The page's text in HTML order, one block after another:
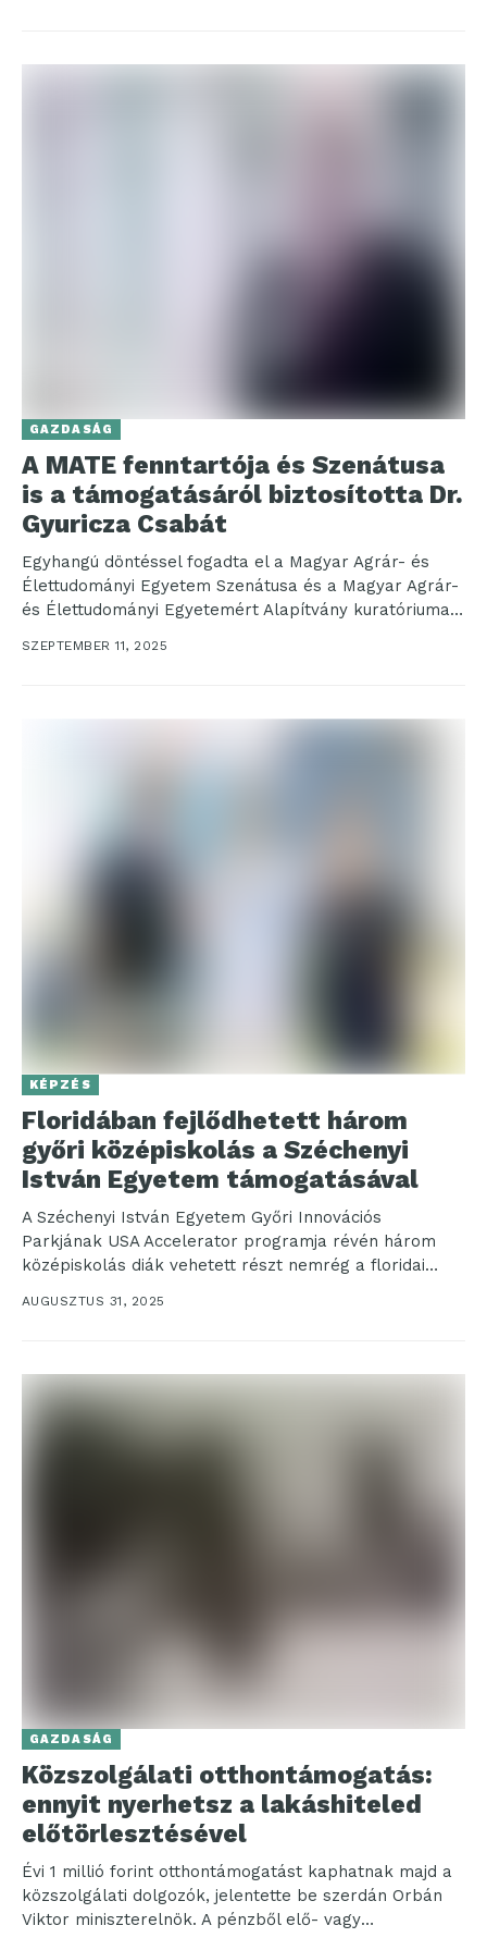
GAZDASÁG
A MATE fenntartója és Szenátusa
is a támogatásáról biztosította Dr.
Gyuricza Csabát
Egyhangú döntéssel fogadta el a Magyar Agrár- és
Élettudományi Egyetem Szenátusa és a Magyar Agrár-
és Élettudományi Egyetemért Alapítvány kuratóriuma
SZEPTEMBER 11, 2025
KÉPZÉS
Floridában fejlődhetett három
győri középiskolás a Széchenyi
István Egyetem támogatásával
A Széchenyi István Egyetem Győri Innovációs
Parkjának USA Accelerator programja révén három
középiskolás diák vehetett részt nemrég a floridai
AUGUSZTUS 31, 2025
GAZDASÁG
Közszolgálati otthontámogatás:
ennyit nyerhetsz a lakáshiteled
előtörlesztésével
Évi 1 millió forint otthontámogatást kaphatnak majd a
közszolgálati dolgozók, jelentette be szerdán Orbán
Viktor miniszterelnök. A pénzből elő- vagy